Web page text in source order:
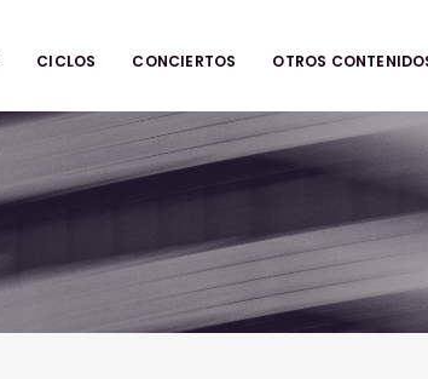
CICLOS CONCIERTOS OTROS